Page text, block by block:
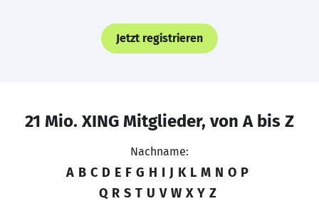
Jetzt registrieren
21 Mio. XING Mitglieder, von A bis Z
Nachname:
A B C D E F G H I J K L M N O P
Q R S T U V W X Y Z